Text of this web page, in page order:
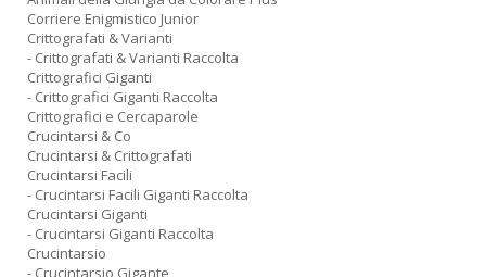
Corriere Enigmistico Junior
Crittografati & Varianti
- Crittografati & Varianti Raccolta
Crittografici Giganti
- Crittografici Giganti Raccolta
Crittografici e Cercaparole
Crucintarsi & Co
Crucintarsi & Crittografati
Crucintarsi Facili
- Crucintarsi Facili Giganti Raccolta
Crucintarsi Giganti
- Crucintarsi Giganti Raccolta
Crucintarsio
- Crucintarsio Gigante